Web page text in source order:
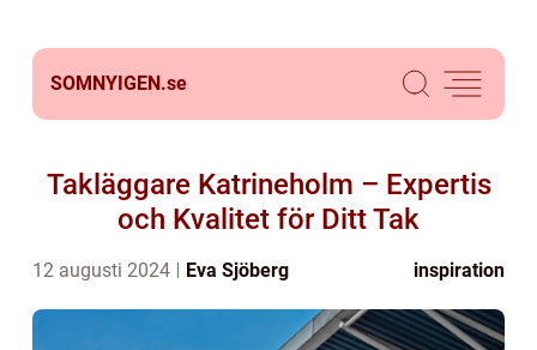
SOMNYIGEN.se
Takläggare Katrineholm – Expertis
och Kvalitet för Ditt Tak
12 augusti 2024 Eva Sjöberg inspiration